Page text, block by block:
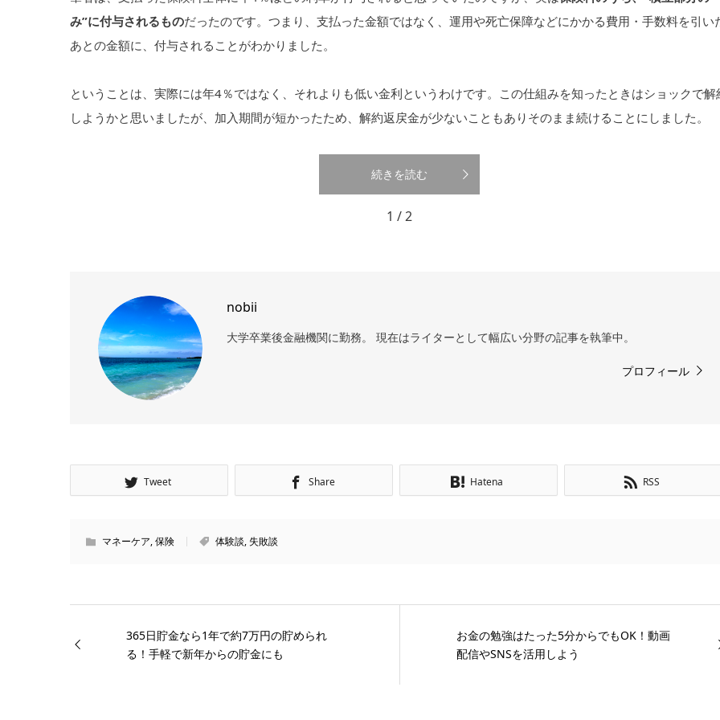
み”に付与されるものだったのです。つまり、支払った金額ではなく、運用や死亡保障などにかかる費用・手数料を引い
あとの金額に、付与されることがわかりました。
ということは、実際には年4％ではなく、それよりも低い金利というわけです。この仕組みを知ったときはショックで解
しようかと思いましたが、加入期間が短かったため、解約返戻金が少ないこともありそのまま続けることにしました。
続きを読む
1 / 2
nobii
大学卒業後金融機関に勤務。 現在はライターとして幅広い分野の記事を執筆中。
プロフィール
Tweet Share Hatena RSS
マネーケア,保険 体験談, 失敗談
365日貯金なら1年で約7万円の貯められ
る！手軽で新年からの貯金にも
お金の勉強はたった5分からでもOK！動画
配信やSNSを活用しよう